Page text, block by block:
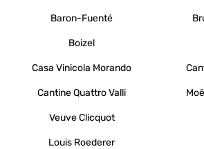
Baron-Fuenté
Boizel
Casa Vinicola Morando
Cantine Quattro Valli
Veuve Clicquot
Louis Roederer